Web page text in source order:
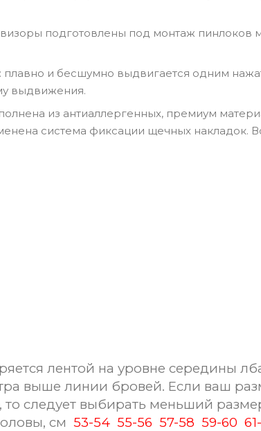
подготовлены под монтаж пинлоков
и бесшумно выдвигается одним
выдвижения.
из антиаллергенных, премиум
система фиксации щечных накладок.
лентой на уровне середины
выше линии бровей. Если ваш
то следует выбирать меньший
см 53-54 55-56 57-58 59-60